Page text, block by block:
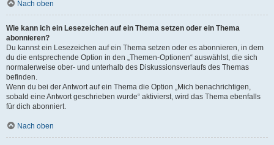
Nach oben
Wie kann ich ein Lesezeichen auf ein Thema setzen oder ein Thema
abonnieren?
Du kannst ein Lesezeichen auf ein Thema setzen oder es abonnieren, in dem
du die entsprechende Option in den „Themen-Optionen“ auswählst, die sich
normalerweise ober- und unterhalb des Diskussionsverlaufs des Themas
befinden.
Wenn du bei der Antwort auf ein Thema die Option „Mich benachrichtigen,
sobald eine Antwort geschrieben wurde“ aktivierst, wird das Thema ebenfalls
für dich abonniert.
Nach oben